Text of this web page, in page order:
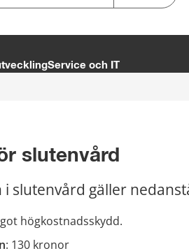
Service och IT
slutenvård
slutenvård gäller
högkostnadsskydd.
: 130 kronor